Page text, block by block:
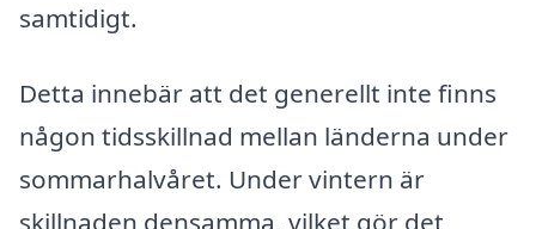
samtidigt.
Detta innebär att det generellt inte finns
någon tidsskillnad mellan länderna under
sommarhalvåret. Under vintern är